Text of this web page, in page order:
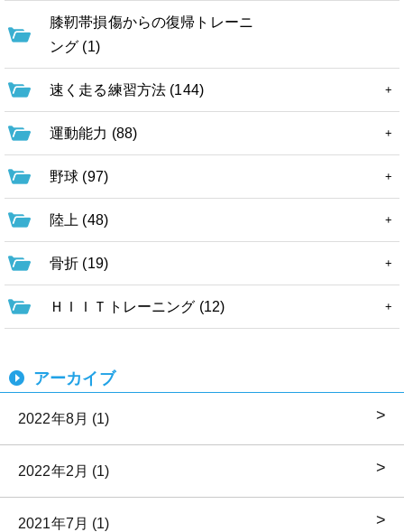
膝靭帯損傷からの復帰トレーニ
ング (1)
速く走る練習方法 (144)
運動能力 (88)
野球 (97)
陸上 (48)
骨折 (19)
ＨＩＩＴトレーニング (12)
アーカイブ
2022年8月 (1)
2022年2月 (1)
2021年7月 (1)